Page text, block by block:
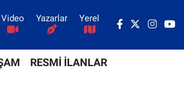
Video Yazarlar Yerel
RESMİ İLANLAR